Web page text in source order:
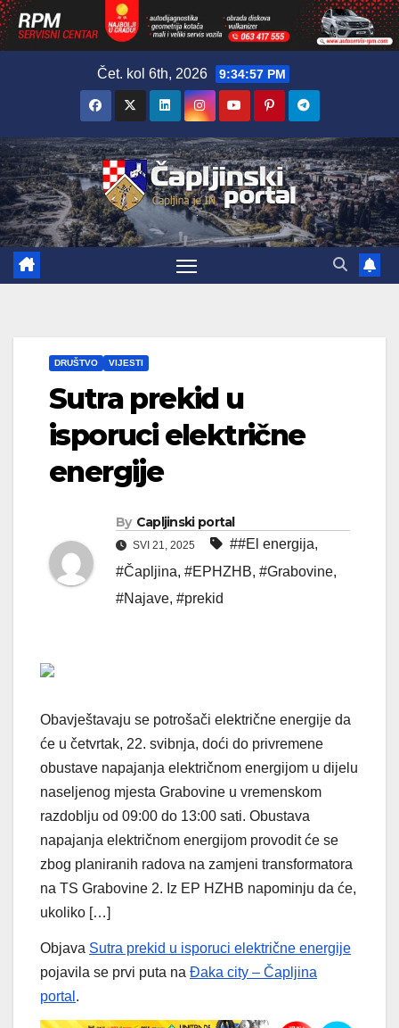
Čet. kol 6th, 2026 9:34:58 PM
DRUŠTVO VIJESTI
Sutra prekid u
isporuci električne
energije
By Capljinski portal
SVI 21, 2025 ##El energija,
#Čapljina, #EPHZHB, #Grabovine,
#Najave, #prekid
Obavještavaju se potrošači električne energije da
će u četvrtak, 22. svibnja, doći do privremene
obustave napajanja električnom energijom u dijelu
naseljenog mjesta Grabovine u vremenskom
razdoblju od 09:00 do 13:00 sati. Obustava
napajanja električnom energijom provodit će se
zbog planiranih radova na zamjeni transformatora
na TS Grabovine 2. Iz EP HZHB napominju da će,
ukoliko […]
Objava Sutra prekid u isporuci električne energije
pojavila se prvi puta na Đaka city – Čapljina
portal .